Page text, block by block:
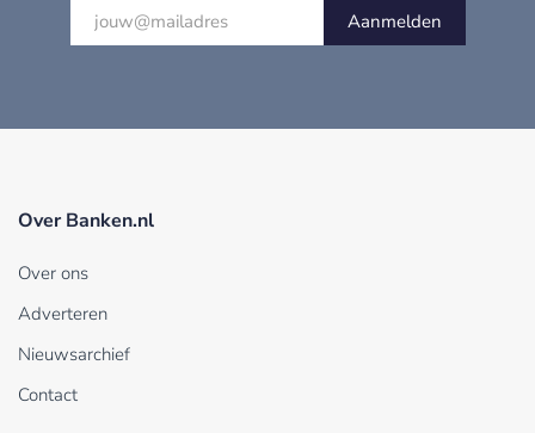
Aanmelden
Over Banken.nl
Over ons
Adverteren
Nieuwsarchief
Contact